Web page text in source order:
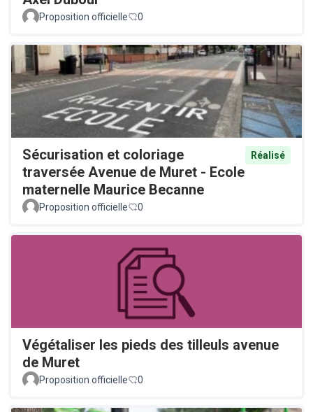
Proposition officielle 0
Sécurisation et coloriage
traversée Avenue de Muret - Ecole
maternelle Maurice Becanne
Réalisé
Proposition officielle 0
Végétaliser les pieds des tilleuls avenue
de Muret
Proposition officielle 0